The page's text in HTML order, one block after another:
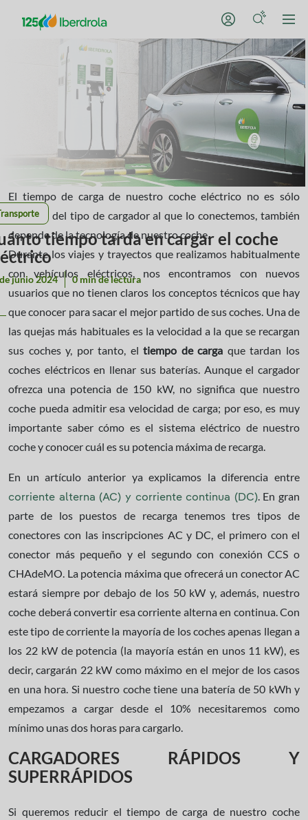
tiempo tarda en cargar el coche
junio 2024 0 min de lectura
El tiempo de carga de nuestro coche eléctrico no es sólo
cuestión del tipo de cargador al que lo conectemos, también
depende de la tecnología de nuestro coche.
Durante los viajes y trayectos que realizamos habitualmente
con vehículos eléctricos, nos encontramos con nuevos
usuarios que no tienen claros los conceptos técnicos que hay
que conocer para sacar el mejor partido de sus coches. Una de
las quejas más habituales es la velocidad a la que se recargan
sus coches y, por tanto, eltiempo de carga que tardan los
coches eléctricos en llenar sus baterías. Aunque el cargador
ofrezca una potencia de 150 kW, no significa que nuestro
coche pueda admitir esa velocidad de carga; por eso, es muy
importante saber cómo es el sistema eléctrico de nuestro
coche y conocer cuál es su potencia máxima de recarga.
En un artículo anterior ya explicamos la diferencia entre
corriente alterna (AC) y corriente continua (DC). En gran
parte de los puestos de recarga tenemos tres tipos de
conectores con las inscripciones AC y DC, el primero con el
conector más pequeño y el segundo con conexión CCS o
CHAdeMO. La potencia máxima que ofrecerá un conector AC
estará siempre por debajo de los 50 kW y, además, nuestro
coche deberá convertir esa corriente alterna en continua. Con
este tipo de corriente la mayoría de los coches apenas llegan a
los 22 kW de potencia (la mayoría están en unos 11 kW), es
decir, cargarán 22 kW como máximo en el mejor de los casos
en una hora. Si nuestro coche tiene una batería de 50 kWh y
empezamos a cargar desde el 10% necesitaremos como
mínimo unas dos horas para cargarlo.
CARGADORES RÁPIDOS Y
SUPERRÁPIDOS
Si queremos reducir el tiempo de carga de nuestro coche